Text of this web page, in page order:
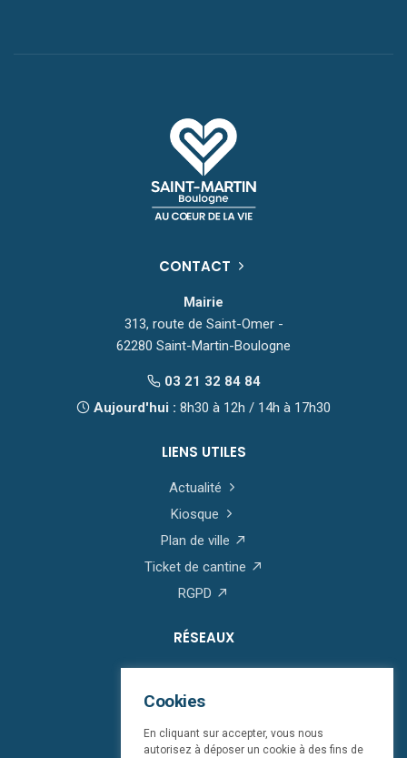
CONTACT
Mairie
313, route de Saint-Omer -
62280 Saint-Martin-Boulogne
03 21 32 84 84
Aujourd'hui : 8h30 à 12h / 14h à 17h30
LIENS UTILES
Actualité
Kiosque
Plan de ville
Ticket de cantine
RGPD
RÉSEAUX
Cookies
En cliquant sur accepter, vous nous
autorisez à déposer un cookie à des fins de